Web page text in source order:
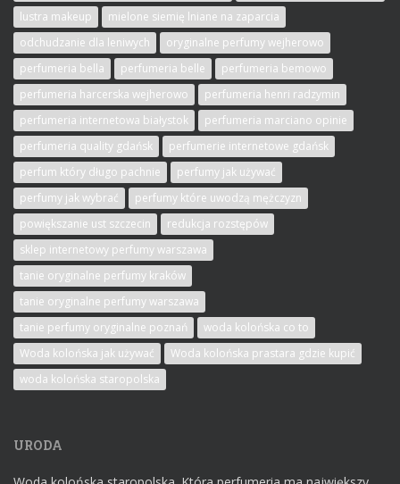
lustra makeup
mielone siemię lniane na zaparcia
odchudzanie dla leniwych
oryginalne perfumy wejherowo
perfumeria bella
perfumeria belle
perfumeria bemowo
perfumeria harcerska wejherowo
perfumeria henri radzymin
perfumeria internetowa białystok
perfumeria marciano opinie
perfumeria quality gdańsk
perfumerie internetowe gdańsk
perfum który długo pachnie
perfumy jak używać
perfumy jak wybrać
perfumy które uwodzą mężczyzn
powiększanie ust szczecin
redukcja rozstępów
sklep internetowy perfumy warszawa
tanie oryginalne perfumy kraków
tanie oryginalne perfumy warszawa
tanie perfumy oryginalne poznań
woda kolońska co to
Woda kolońska jak używać
Woda kolońska prastara gdzie kupić
woda kolońska staropolska
URODA